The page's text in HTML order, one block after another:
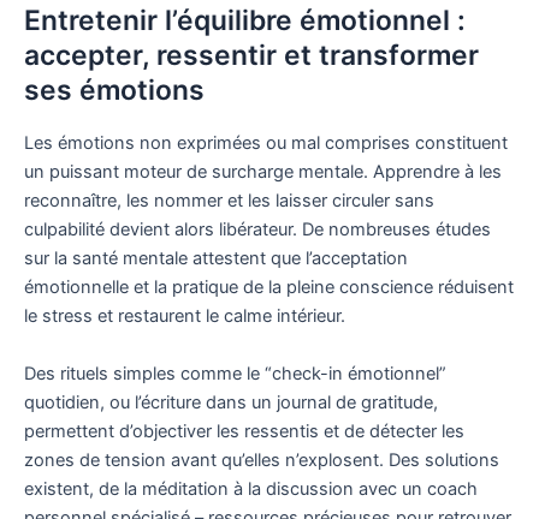
Entretenir l’équilibre émotionnel :
accepter, ressentir et transformer
ses émotions
Les émotions non exprimées ou mal comprises constituent
un puissant moteur de surcharge mentale. Apprendre à les
reconnaître, les nommer et les laisser circuler sans
culpabilité devient alors libérateur. De nombreuses études
sur la santé mentale attestent que l’acceptation
émotionnelle et la pratique de la pleine conscience réduisent
le stress et restaurent le calme intérieur.
Des rituels simples comme le “check-in émotionnel”
quotidien, ou l’écriture dans un journal de gratitude,
permettent d’objectiver les ressentis et de détecter les
zones de tension avant qu’elles n’explosent. Des solutions
existent, de la méditation à la discussion avec un coach